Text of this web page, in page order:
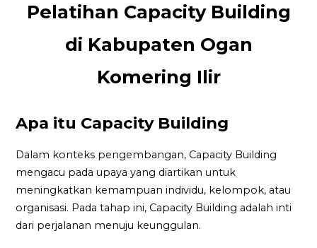
Pelatihan Capacity Building
di Kabupaten Ogan
Komering Ilir
Apa itu Capacity Building
Dalam konteks pengembangan, Capacity Building
mengacu pada upaya yang diartikan untuk
meningkatkan kemampuan individu, kelompok, atau
organisasi. Pada tahap ini, Capacity Building adalah inti
dari perjalanan menuju keunggulan.